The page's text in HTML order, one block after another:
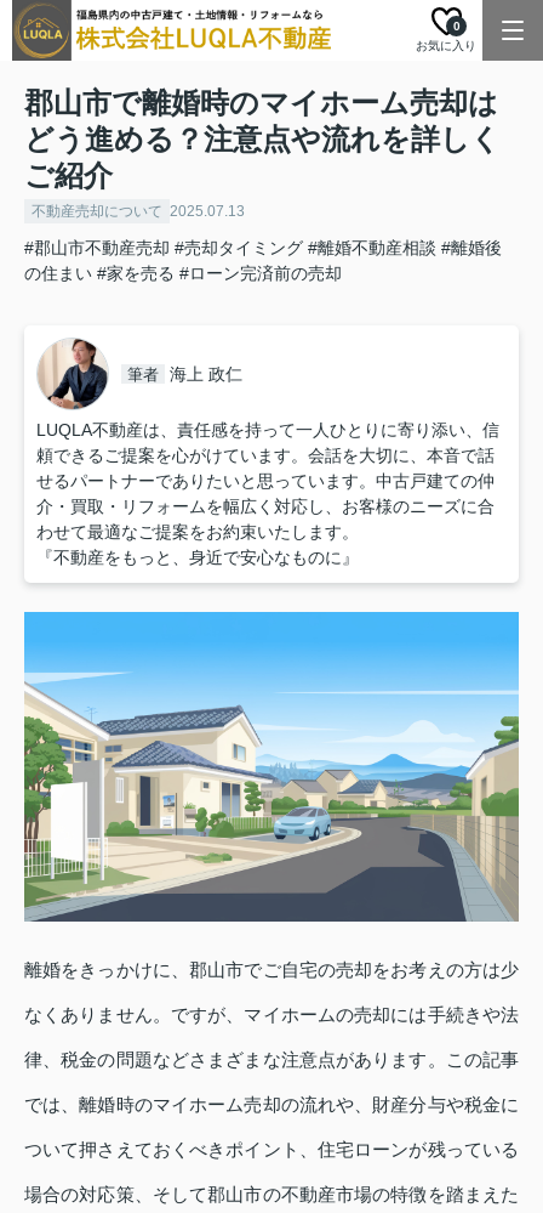
お気に入り
0
郡山市で離婚時のマイホーム売却は
どう進める？注意点や流れを詳しく
ご紹介
不動産売却について 2025.07.13
#郡山市不動産売却 #売却タイミング #離婚不動産相談 #離婚後
の住まい #家を売る #ローン完済前の売却
筆者 海上 政仁
LUQLA不動産は、責任感を持って一人ひとりに寄り添い、信
頼できるご提案を心がけています。会話を大切に、本音で話
せるパートナーでありたいと思っています。中古戸建ての仲
介・買取・リフォームを幅広く対応し、お客様のニーズに合
わせて最適なご提案をお約束いたします。
『不動産をもっと、身近で安心なものに』
離婚をきっかけに、郡山市でご自宅の売却をお考えの方は少
なくありません。ですが、マイホームの売却には手続きや法
律、税金の問題などさまざまな注意点があります。この記事
では、離婚時のマイホーム売却の流れや、財産分与や税金に
ついて押さえておくべきポイント、住宅ローンが残っている
場合の対応策、そして郡山市の不動産市場の特徴を踏まえた